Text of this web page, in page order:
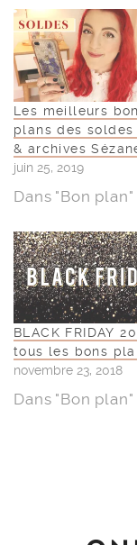
Les meilleurs
plans des soldes
& archives
juin 25, 2019
Dans "Bon plan"
BLACK FRIDAY
tous les bons
novembre 23, 2018
Dans "Bon plan"